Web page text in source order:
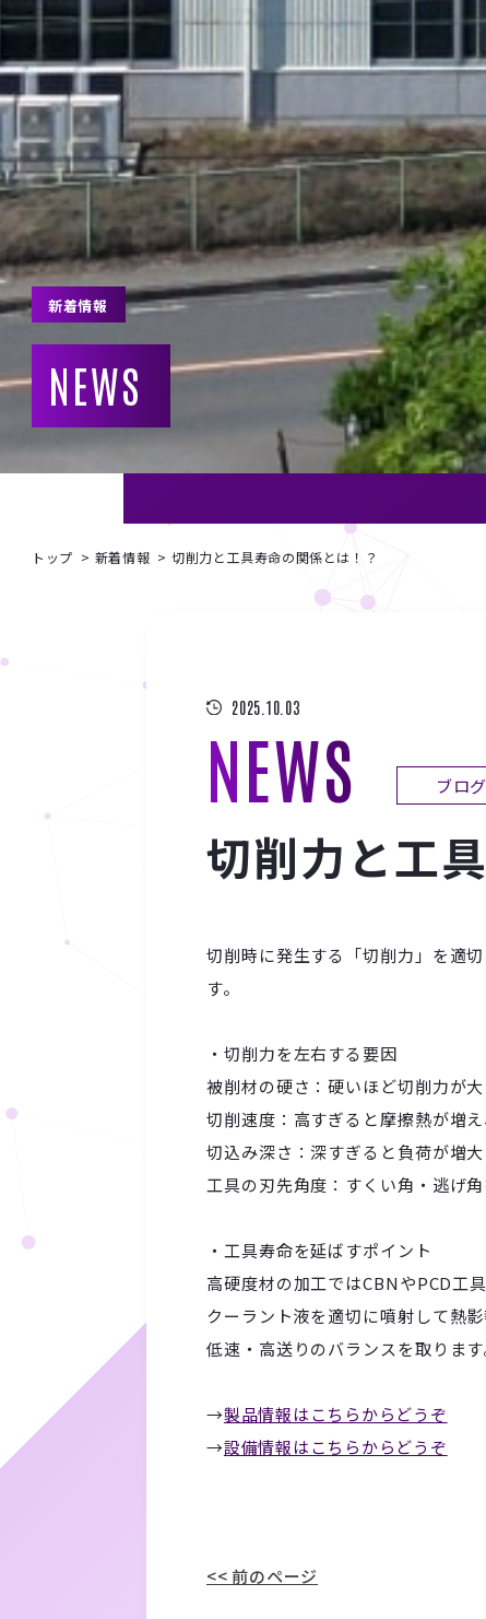
新着情報
NEWS
トップ 新着情報 切削力と工具寿命の関係とは！？
2025.10.03
NEWS ブログ
切削力と工
切削時に発生する「切削力」を適
す。
・切削力を左右する要因
被削材の硬さ：硬いほど切削力が
切削速度：高すぎると摩擦熱が増
切込み深さ：深すぎると負荷が増
工具の刃先角度：すくい角・逃げ
・工具寿命を延ばすポイント
高硬度材の加工ではCBNやPCD工
クーラント液を適切に噴射して熱影
低速・高送りのバランスを取ります
→製品情報はこちらからどうぞ
→設備情報はこちらからどうぞ
<< 前のページ